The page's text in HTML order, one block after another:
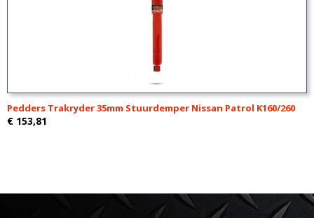
Pedders Trakryder 35mm Stuurdemper Nissan Patrol K160/260
€ 153,81